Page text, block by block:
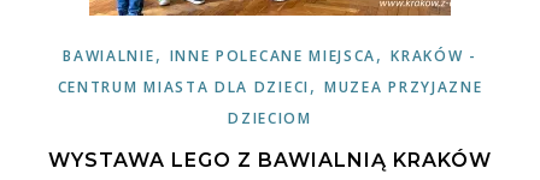
BAWIALNIE, INNE POLECANE MIEJSCA,KRAKÓW -
CENTRUM MIASTA DLA DZIECI, MUZEA PRZYJAZNE
DZIECIOM
WYSTAWA LEGO Z BAWIALNIĄ KRAKÓW